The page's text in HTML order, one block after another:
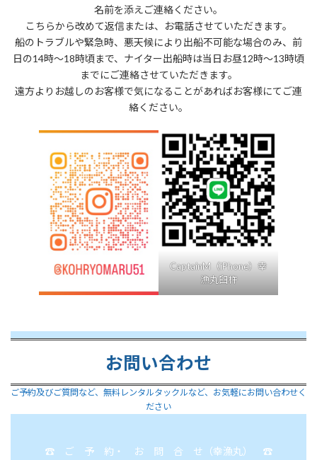
名前を添えご連絡ください。
こちらから改めて返信または、お電話させていただきます。
船のトラブルや緊急時、悪天候により出船不可能な場合のみ、前
日の14時～18時頃まで、ナイター出船時は当日お昼12時～13時頃
までにご連絡させていただきます。
遠方よりお越しのお客様で気になることがあればお客様にてご連
絡ください。
CaptainM（iPhone）幸
漁丸臼杵
お問い合わせ
ご予約及びご質問など、無料レンタルタックルなど、お気軽にお問い合わせく
ださい
☎ ご 予 約・ お 問 合 せ（幸漁丸） ☎